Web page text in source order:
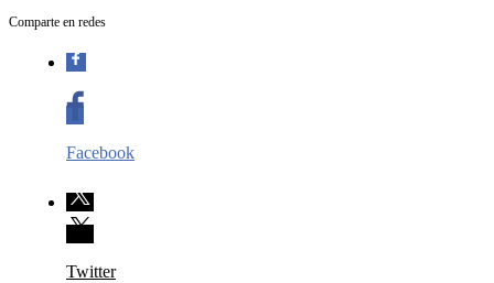
Comparte en redes
Facebook
Twitter